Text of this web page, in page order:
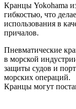
Кранцы Yokohama
гибкостью, что
использования в
причалов.
Пневматические
в морской
защиты судов и
морских операций.
Кранцы могут